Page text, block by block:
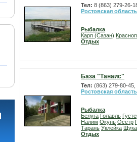
Тел: 8 (863) 279-26-
Ростовская область
Рыбалка
Карп (Сазан)
Отдых
База "Танаис"
Тел: (863) 279-80-
Ростовская область
Рыбалка
Белуга Голавль
Налим Окунь Осетр
Тарань Уклейка Щука
Отдых